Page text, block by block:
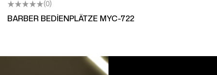
(0)
BARBER BEDİENPLÄTZE MYC-722